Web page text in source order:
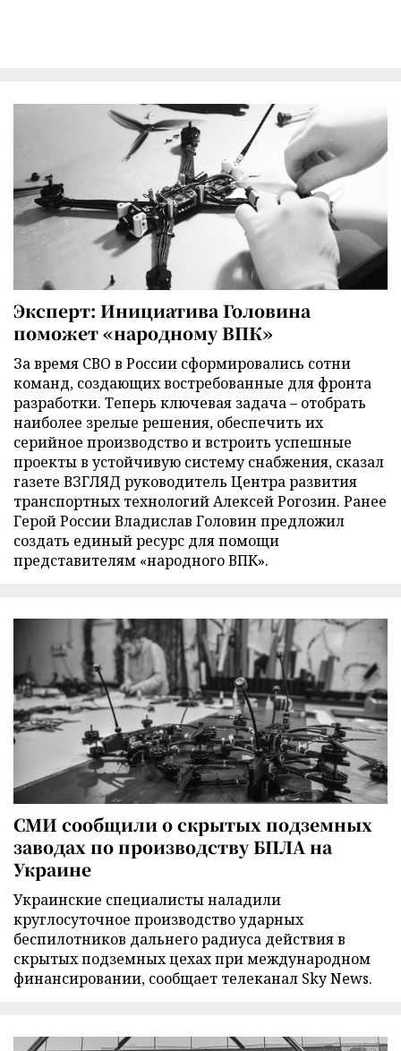
Эксперт: Инициатива Головина
поможет «народному ВПК»
За время СВО в России сформировались сотни
команд, создающих востребованные для фронта
разработки. Теперь ключевая задача – отобрать
наиболее зрелые решения, обеспечить их
серийное производство и встроить успешные
проекты в устойчивую систему снабжения, сказал
газете ВЗГЛЯД руководитель Центра развития
транспортных технологий Алексей Рогозин. Ранее
Герой России Владислав Головин предложил
создать единый ресурс для помощи
представителям «народного ВПК».
СМИ сообщили о скрытых подземных
заводах по производству БПЛА на
Украине
Украинские специалисты наладили
круглосуточное производство ударных
беспилотников дальнего радиуса действия в
скрытых подземных цехах при международном
финансировании, сообщает телеканал Sky News.